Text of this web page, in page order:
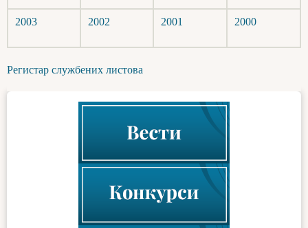
2003 2002 2001 2000
Регистар службених листова